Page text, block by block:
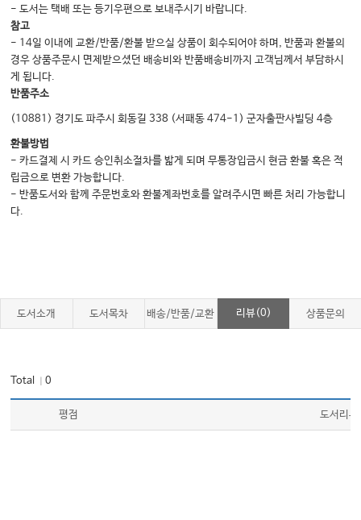
내부 마케팅의 실천 방안, 무엇부터 어떻게 만들어 갈 것인가?
관계 마케팅, Relational Marketing
관계 마케팅의 실제 수행단계
Chapter 11 Mission, 사명선언문 작성
원장, 최고경영자
진정한 꿈, 헛된 꿈
목적 있는 삶, 생각한 대로 살기 위한 첫걸음
사명선언문 작성 첫 단계, 꿈의 목록을 만들라!
신체와 건강 분야
사명선언문 작성 두 번째 단계, 가치관과 우선순위
- 도서는 택배 또는 등기우편으로 보내주시기 바랍니다.
참고
- 14일 이내에 교환/반품/환불 받으실 상품이 회수되어야 하며, 반품과 환불의
경우 상품주문시 면제받으셨던 배송비와 반품배송비까지 고객님께서 부담하시
게 됩니다.
반품주소
(10881) 경기도 파주시 회동길 338 (서패동 474-1) 군자출판사빌딩 4층
환불방법
- 카드결제 시 카드 승인취소절차를 밟게 되며 무통장입금시 현금 환불 혹은 적
립금으로 변환 가능합니다.
- 반품도서와 함께 주문번호와 환불계좌번호를 알려주시면 빠른 처리 가능합니
다.
도서소개 도서목차 배송/반품/교환 리뷰(0) 상품문의
Total ｜0
평점 도서리뷰